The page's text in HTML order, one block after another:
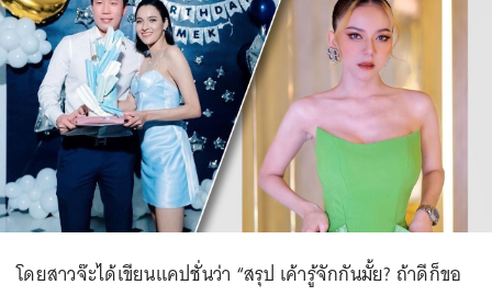
โดยสาวจ๊ะได้เขียนแคปชั่นว่า “สรุป เค้ารู้จักกันมั้ย? ถ้าดีก็ขอ